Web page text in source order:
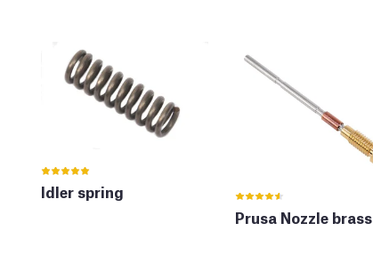
Idler spring
Prusa Nozzle brass